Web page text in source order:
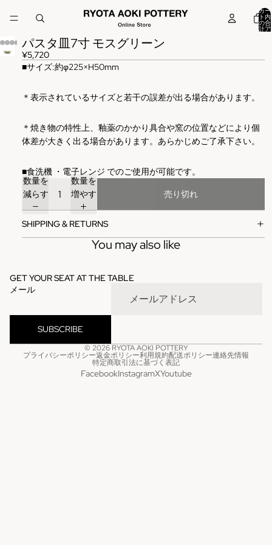
カー
ト内
の合
計ア
パスタ皿7寸 モスグリーン
¥5,720
■サイズ:約φ225×H50mm
＊表示されているサイズと若干の誤差が出る場合があります。
＊焼き物の特性上、釉薬のかかり具合や窯の位置などにより個
体差が大きく出る場合があります。あらかじめご了承下さい。
■食洗機 ・電子レンジ でのご使用が可能です。
数量を
減らす
数量を
増やす
売り切れ
SHIPPING & RETURNS
You may also like
GET YOUR SEAT AT THE TABLE
メール
SUBSCRIBE
© 2026 RYOTA AOKI POTTERY
プライバシーポリシー返金ポリシー利用規約配送ポリシー連絡先情報
特定商取引法に基づく表記
FacebookInstagramXYoutube